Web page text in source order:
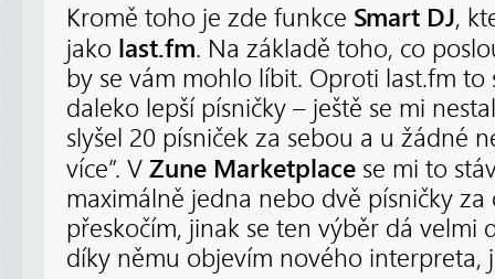
Kromě toho je zde funkce Smart DJ,
jako last.fm. Na základě toho, co
by se vám mohlo líbit. Oproti last.fm
daleko lepší písničky – ještě se mi
slyšel 20 písniček za sebou a u žádné
více”. V Zune Marketplace se mi to
maximálně jedna nebo dvě písničky
přeskočím, jinak se ten výběr dá velmi
díky němu objevím nového interpreta,